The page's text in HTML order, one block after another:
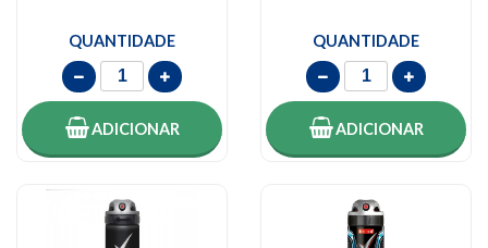
QUANTIDADE
ADICIONAR
QUANTIDADE
ADICIONAR